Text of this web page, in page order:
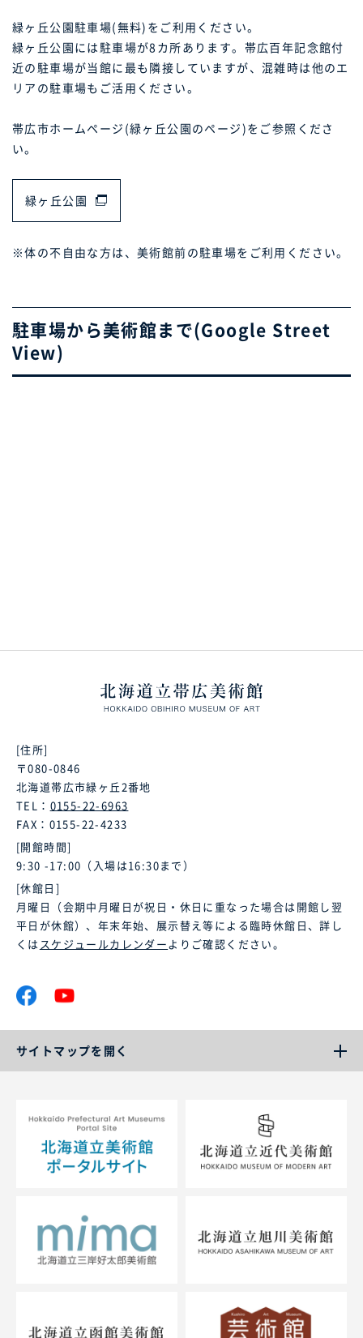
緑ヶ丘公園駐車場(無料)をご利用ください。
緑ヶ丘公園には駐車場が8カ所あります。帯広百年記念館付
近の駐車場が当館に最も隣接していますが、混雑時は他のエ
リアの駐車場もご活用ください。
帯広市ホームページ(緑ヶ丘公園のページ)をご参照くださ
い。
緑ヶ丘公園
※体の不自由な方は、美術館前の駐車場をご利用ください。
駐車場から美術館まで(Google Street
View)
[住所]
〒080-0846
北海道帯広市緑ヶ丘2番地
TEL： 0155-22-6963
FAX：0155-22-4233
[開館時間]
9:30 -17:00（入場は16:30まで）
[休館日]
月曜日（会期中月曜日が祝日・休日に重なった場合は開館し翌
平日が休館）、年末年始、展示替え等による臨時休館日、詳し
くは スケジュールカレンダーよりご確認ください。
サイトマップを開く